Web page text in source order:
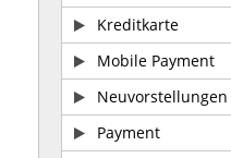
Kreditkarte
Mobile Payment
Neuvorstellungen
Payment